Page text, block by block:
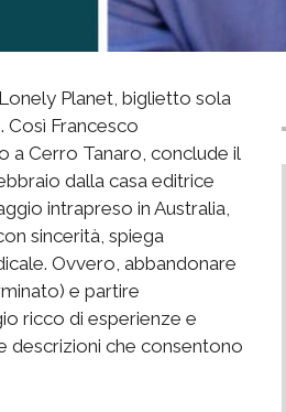
Planet, biglietto sola
Così Francesco
a Cerro Tanaro, conclude il
dalla casa editrice
intrapreso in Australia,
sincerità, spiega
Ovvero, abbandonare
e partire
ricco di esperienze e
descrizioni che consentono